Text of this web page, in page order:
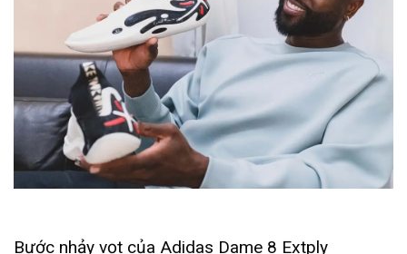
Bước nhảy vọt của Adidas Dame 8 Extply